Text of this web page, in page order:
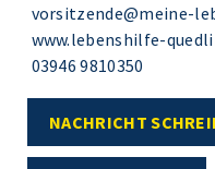
vorsitzende@meine-
www.lebenshilfe-
03946 9810350
NACHRICHT